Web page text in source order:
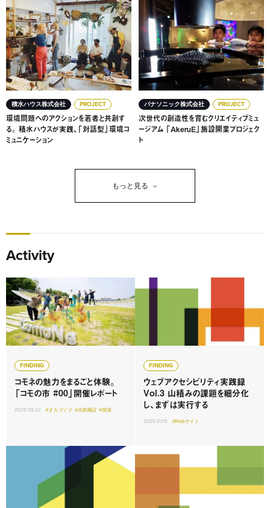
積水ハウス株式会社 PROJECT
環境問題へのアクションを若者と共創す
る。 積水ハウスが実践、「対話型」環境コ
ミュニケーション
環境問題へのアクションを若者と共創する。 積水ハウスが
パナソニック株式会社 PROJECT
次世代の創造性を育むクリエイティブミュ
ージアム 「AkeruE」施設開業プロジェク
ト
次世代の創造性を育むクリ
もっと見る
Activity
FINDING
コモネの魅力をまるごと体験。
「コモの市 #00」開催レポート
2025.08.22 #まちづくり #共創施設 #地域
FINDING
ウェブアクセシビリティ実践録
Vol.3 山積みの課題を細分化
し、まずは実行する
2025.03.19 #Webサイト